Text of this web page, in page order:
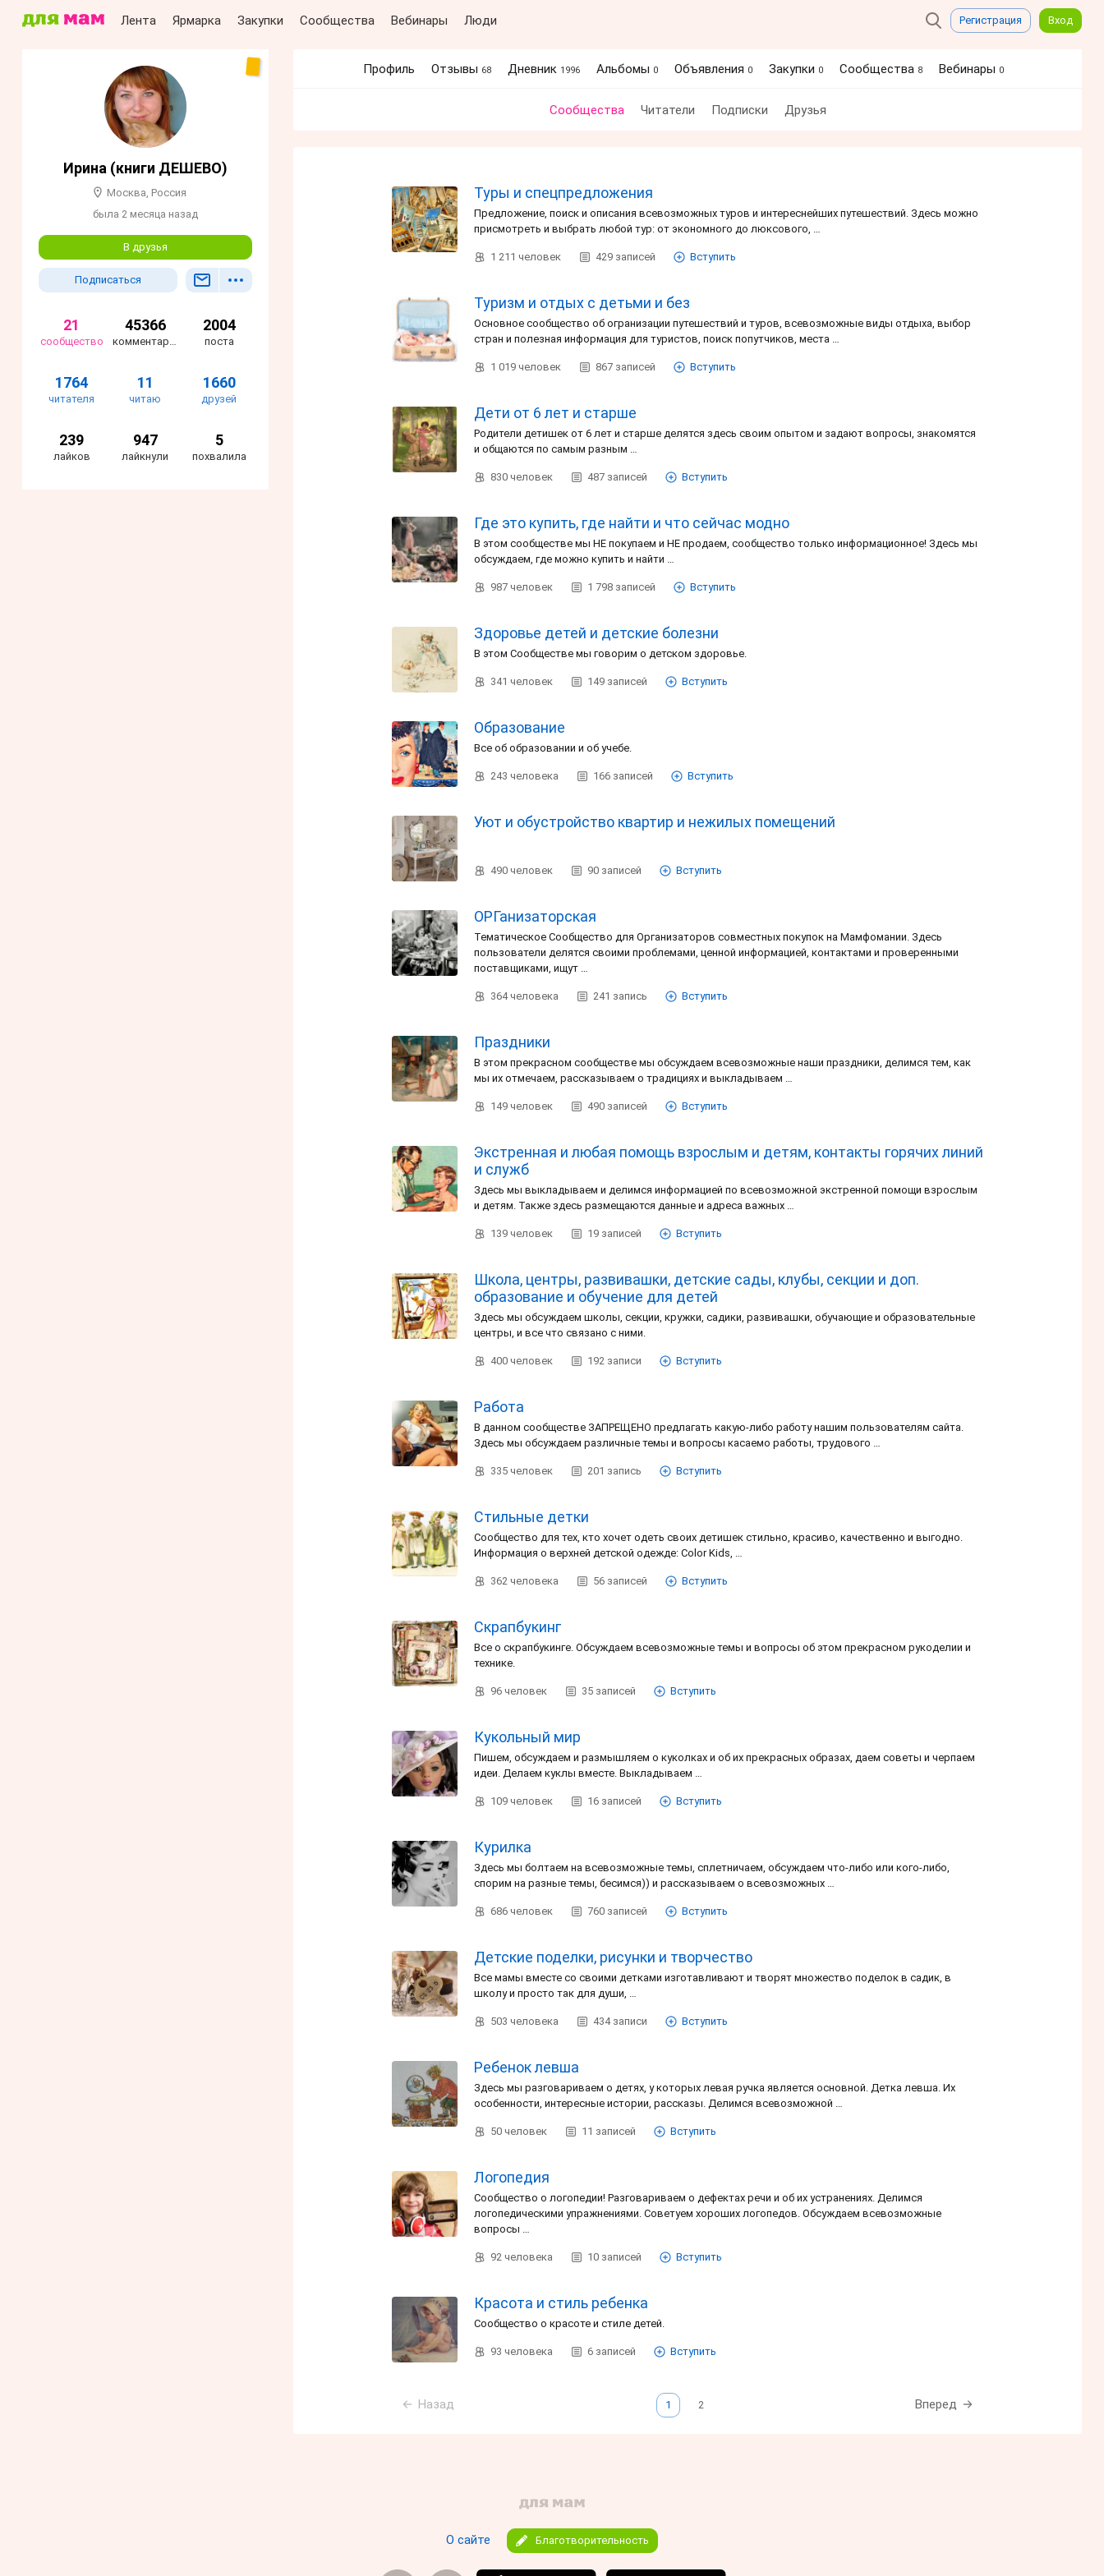
Лента Ярмарка Закупки Сообщества Вебинары Люди Регистрация Вход
Ирина (книги ДЕШЕВО)
Москва, Россия
была 2 месяца назад
В друзья
Подписаться
21
сообщество
45366
комментариев
2004
поста
1764
читателя
11
читаю
1660
друзей
239
лайков
947
лайкнули
5
похвалила
Профиль Отзывы 68 Дневник 1996 Альбомы 0 Объявления 0 Закупки 0 Сообщества 8 Вебинары 0
Сообщества Читатели Подписки Друзья
Туры и спецпредложения
Предложение, поиск и описания всевозможных туров и интереснейших путешествий. Здесь можно
присмотреть и выбрать любой тур: от экономного до люксового, …
1 211 человек 429 записей Вступить
Туризм и отдых с детьми и без
Основное сообщество об огранизации путешествий и туров, всевозможные виды отдыха, выбор
стран и полезная информация для туристов, поиск попутчиков, места …
1 019 человек 867 записей Вступить
Дети от 6 лет и старше
Родители детишек от 6 лет и старше делятся здесь своим опытом и задают вопросы, знакомятся
и общаются по самым разным …
830 человек 487 записей Вступить
Где это купить, где найти и что сейчас модно
В этом сообществе мы НЕ покупаем и НЕ продаем, сообщество только информационное! Здесь мы
обсуждаем, где можно купить и найти …
987 человек 1 798 записей Вступить
Здоровье детей и детские болезни
В этом Сообществе мы говорим о детском здоровье.
341 человек 149 записей Вступить
Образование
Все об образовании и об учебе.
243 человека 166 записей Вступить
Уют и обустройство квартир и нежилых помещений
490 человек 90 записей Вступить
ОРГанизаторская
Тематическое Сообщество для Организаторов совместных покупок на Мамфомании. Здесь
пользователи делятся своими проблемами, ценной информацией, контактами и проверенными
поставщиками, ищут …
364человека 241 запись Вступить
Праздники
В этом прекрасном сообществе мы обсуждаем всевозможные наши праздники, делимся тем, как
мы их отмечаем, рассказываем о традициях и выкладываем …
149 человек 490 записей Вступить
Экстренная и любая помощь взрослым и детям, контакты горячих линий
и служб
Здесь мы выкладываем и делимся информацией по всевозможной экстренной помощи взрослым
и детям. Также здесь размещаются данные и адреса важных …
139 человек 19 записей Вступить
Школа, центры, развивашки, детские сады, клубы, секции и доп.
образование и обучение для детей
Здесь мы обсуждаем школы, секции, кружки, садики, развивашки, обучающие и образовательные
центры, и все что связано с ними.
400 человек 192 записи Вступить
Работа
В данном сообществе ЗАПРЕЩЕНО предлагать какую-либо работу нашим пользователям сайта.
Здесь мы обсуждаем различные темы и вопросы касаемо работы, трудового …
335 человек 201 запись Вступить
Стильные детки
Сообщество для тех, кто хочет одеть своих детишек стильно, красиво, качественно и выгодно.
Информация о верхней детской одежде: Color Kids, …
362 человека 56 записей Вступить
Скрапбукинг
Все о скрапбукинге. Обсуждаем всевозможные темы и вопросы об этом прекрасном рукоделии и
технике.
96 человек 35 записей Вступить
Кукольный мир
Пишем, обсуждаем и размышляем о куколках и об их прекрасных образах, даем советы и черпаем
идеи. Делаем куклы вместе. Выкладываем …
109 человек 16 записей Вступить
Курилка
Здесь мы болтаем на всевозможные темы, сплетничаем, обсуждаем что-либо или кого-либо,
спорим на разные темы, бесимся)) и рассказываем о всевозможных …
686 человек 760 записей Вступить
Детские поделки, рисунки и творчество
Все мамы вместе со своими детками изготавливают и творят множество поделок в садик, в
школу и просто так для души, …
503 человека 434 записи Вступить
Ребенок левша
Здесь мы разговариваем о детях, у которых левая ручка является основной. Детка левша. Их
особенности, интересные истории, рассказы. Делимся всевозможной …
50 человек 11 записей Вступить
Логопедия
Сообщество о логопедии! Разговариваем о дефектах речи и об их устранениях. Делимся
логопедическими упражнениями. Советуем хороших логопедов. Обсуждаем всевозможные
вопросы …
92 человека 10 записей Вступить
Красота и стиль ребенка
Сообщество о красоте и стиле детей.
93 человека 6 записей Вступить
Назад Вперед
1 2
О сайте Благотворительность